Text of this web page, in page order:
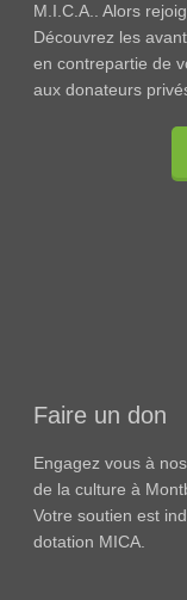
M.I.C.A.. Alors
Découvrez les
en contrepartie de
aux donateurs
Faire un don
Engagez vous à
de la culture à
Votre soutien est
dotation MICA.